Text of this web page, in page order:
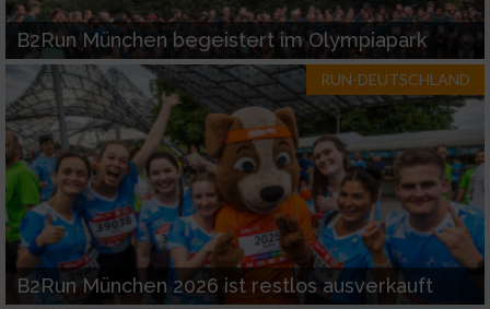
B2Run München begeistert im Olympiapark
RUN-DEUTSCHLAND
B2Run München 2026 ist restlos ausverkauft